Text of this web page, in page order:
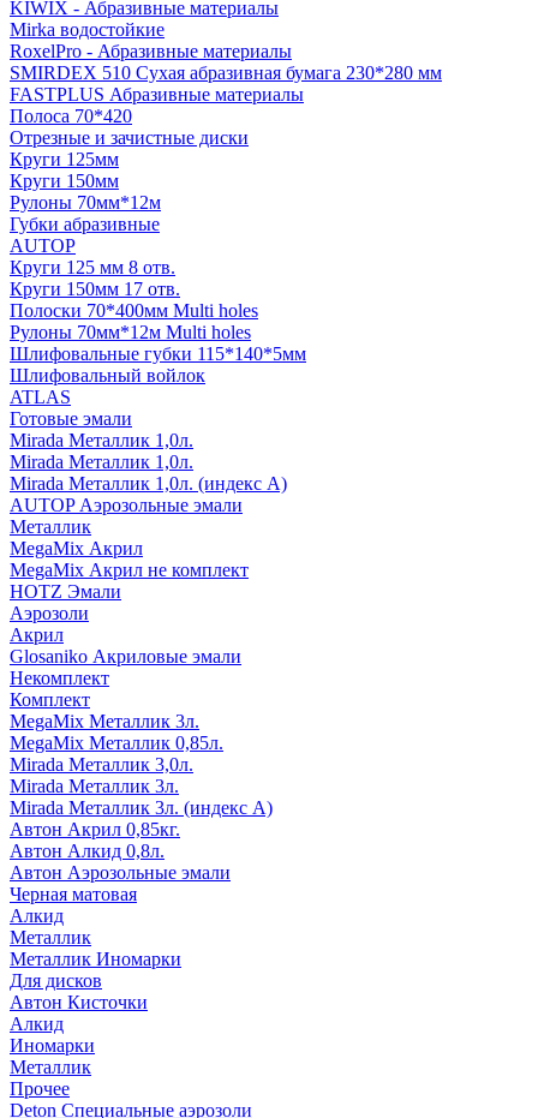
KIWIX - Абразивные материалы
Mirka водостойкие
RoxelPro - Абразивные материалы
SMIRDEX 510 Сухая абразивная бумага 230*280 мм
FASTPLUS Абразивные материалы
Полоса 70*420
Отрезные и зачистные диски
Круги 125мм
Круги 150мм
Рулоны 70мм*12м
Губки абразивные
AUTOP
Круги 125 мм 8 отв.
Круги 150мм 17 отв.
Полоски 70*400мм Multi holes
Рулоны 70мм*12м Multi holes
Шлифовальные губки 115*140*5мм
Шлифовальный войлок
ATLAS
Готовые эмали
Mirada Металлик 1,0л.
Mirada Металлик 1,0л.
Mirada Металлик 1,0л. (индекс А)
AUTOP Аэрозольные эмали
Металлик
MegaMix Акрил
MegaMix Акрил не комплект
HOTZ Эмали
Аэрозоли
Акрил
Glosaniko Акриловые эмали
Некомплект
Комплект
MegaMix Металлик 3л.
MegaMix Металлик 0,85л.
Mirada Металлик 3,0л.
Mirada Металлик 3л.
Mirada Металлик 3л. (индекс А)
Автон Акрил 0,85кг.
Автон Алкид 0,8л.
Автон Аэрозольные эмали
Черная матовая
Алкид
Металлик
Металлик Иномарки
Для дисков
Автон Кисточки
Алкид
Иномарки
Металлик
Прочее
Deton Специальные аэрозоли